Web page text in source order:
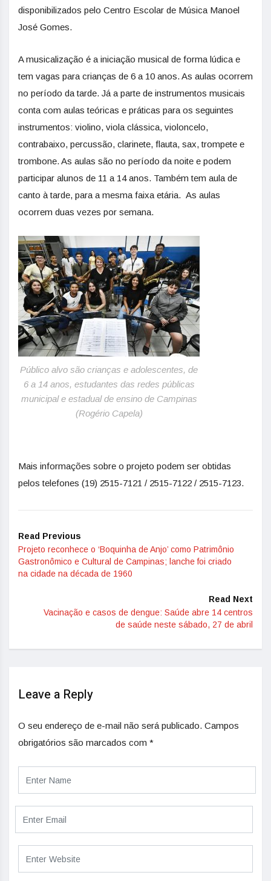
disponibilizados pelo Centro Escolar de Música Manoel
José Gomes.
A musicalização é a iniciação musical de forma lúdica e
tem vagas para crianças de 6 a 10 anos. As aulas ocorrem
no período da tarde. Já a parte de instrumentos musicais
conta com aulas teóricas e práticas para os seguintes
instrumentos: violino, viola clássica, violoncelo,
contrabaixo, percussão, clarinete, flauta, sax, trompete e
trombone. As aulas são no período da noite e podem
participar alunos de 11 a 14 anos. Também tem aula de
canto à tarde, para a mesma faixa etária. As aulas
ocorrem duas vezes por semana.
Público alvo são crianças e adolescentes, de
6 a 14 anos, estudantes das redes públicas
municipal e estadual de ensino de Campinas
(Rogério Capela)
Mais informações sobre o projeto podem ser obtidas
pelos telefones (19) 2515-7121 / 2515-7122 / 2515-7123.
Read Previous
Projeto reconhece o ‘Boquinha de Anjo’ como Patrimônio
Gastronômico e Cultural de Campinas; lanche foi criado
na cidade na década de 1960
Read Next
Vacinação e casos de dengue: Saúde abre 14 centros
de saúde neste sábado, 27 de abril
Leave a Reply
O seu endereço de e-mail não será publicado. Campos
obrigatórios são marcados com *